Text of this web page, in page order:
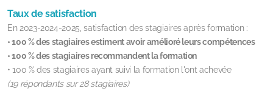
Taux de satisfaction
En 2023-2024-2025, satisfaction des stagiaires après formation :
• 100 % des stagiaires estiment avoir amélioré leurs compétences
• 100 % des stagiaires recommandent la formation
• 100 % des stagiaires ayant suivi la formation l'ont achevée
(19 répondants sur 28 stagiaires)